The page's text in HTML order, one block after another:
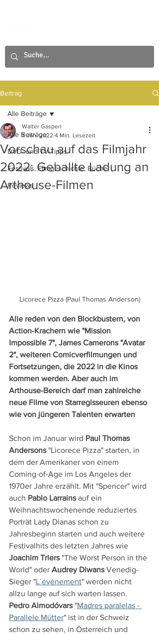
Beitrag
Alle Beiträge
DVD- und TV-Tipps
Festivals, Filmgeschichte, Bücher
Reviews
Alle Beiträge
Vorschau auf das Filmjahr
2022: Geballte Ladung an
Arthouse-Filmen
Walter Gasperi
1. Jan. 2022 4 Min. Lesezeit
Licorece Pizza (Paul Thomas Anderson)
Alle reden von den Blockbustern, von
Action-Krachern wie "Mission
Impossible 7", James Camerons "Avatar
2", weiteren Comicverfilmungen und
Fortsetzungen, die 2022 in die Kinos
kommen werden. Aber auch im
Arthouse-Bereich darf man zahlreiche
neue Filme von Starregisseuren ebenso
wie von jüngeren Talenten erwarten
Schon im Januar wird Paul Thomas
Andersons "Licorece Pizza" starten, in
dem der Amerikaner von einem
Coming-of-Age im Los Angeles der
1970er Jahre erzählt. Mit "Spencer" wird
auch Pablo Larrains auf ein
Weihnachtswochenende reduziertes
Porträt Lady Dianas schon zu
Jahresbeginn starten und auch weitere
Festivalhits des letzten Jahres wie
Joachim Triers "The Worst Person in the
World" oder Audrey Diwans Venedig-
Sieger "L´événement" werden nicht
allzu lange auf sich warten lassen.
Pedro Almodóvars "Madres paralelas -
Parallele Mütter" ist in der Schweiz
schon zu sehen, in Österreich und